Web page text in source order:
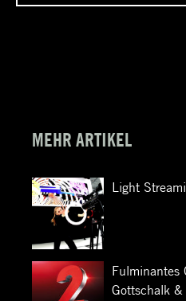
MEHR ARTIKEL
Light
Fulminantes
Gottschalk